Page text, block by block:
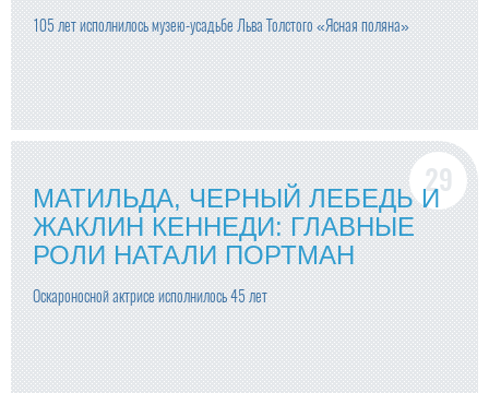
105 лет исполнилось музею-усадьбе Льва Толстого «Ясная поляна»
МАТИЛЬДА, ЧЕРНЫЙ ЛЕБЕДЬ И
ЖАКЛИН КЕННЕДИ: ГЛАВНЫЕ
РОЛИ НАТАЛИ ПОРТМАН
Оскароносной актрисе исполнилось 45 лет